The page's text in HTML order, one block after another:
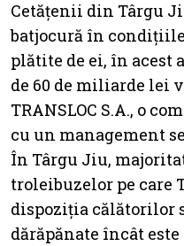
Cetățenii din Târgu
batjocură în
plătite de ei, în acest
de 60 de miliarde lei
TRANSLOC S.A., o
cu un management
În Târgu Jiu,
troleibuzelor pe care
dispoziția călătorilor
dărăpănate încât